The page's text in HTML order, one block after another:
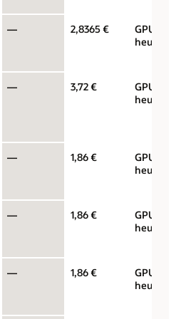
— 2,8365 €
GPU par
heure
— 3,72 €
GPU par
heure
— 1,86 €
GPU par
heure
— 1,86 €
GPU par
heure
— 1,86 €
GPU par
heure